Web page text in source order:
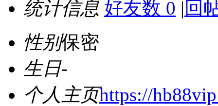
统计信息 好友数 0 | 回
性别保密
生日-
个人主页https://